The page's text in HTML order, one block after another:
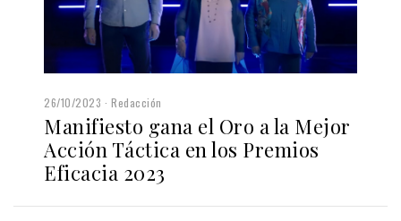
26/10/2023 Redacción
Manifiesto gana el Oro a la Mejor
Acción Táctica en los Premios
Eficacia 2023